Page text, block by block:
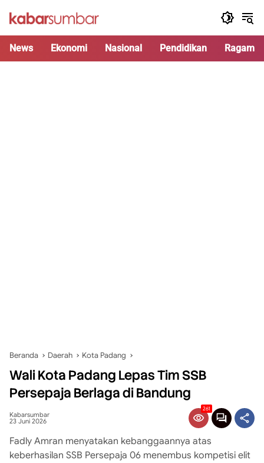
News Ekonomi Nasional Pendidikan Ragam
Beranda Daerah Kota Padang
Wali Kota Padang Lepas Tim SSB
Persepaja Berlaga di Bandung
Kabarsumbar
23 Juni 2026
261
Fadly Amran menyatakan kebanggaannya atas
keberhasilan SSB Persepaja 06 menembus kompetisi elit